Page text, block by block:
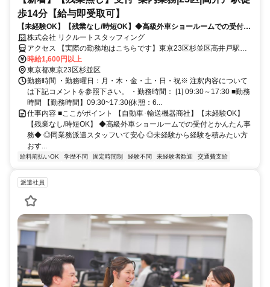
歩14分【給与即受取可】
【未経験OK】【残業なし/時短OK】◆高級外車ショールームでの受付と
かんたん事務◆
株式会社 リクルートスタッフィング
アクセス 【実際の勤務地はこちらです】東京23区杉並区高井戸駅徒
歩14分浜田山駅徒歩12分
時給1,600円以上
東京都東京23区杉並区
勤務時間 ・勤務曜日：月・木・金・土・日・祝※ 注釈内容について
は下記コメントを参照下さい。 ・勤務時間： [1] 09:30～17:30 ■勤務
時間 【勤務時間】09:30~17:30(休憩：6...
仕事内容 ■ここがポイント 【自動車･輸送機器商社】【未経験OK】
【残業なし/時短OK】 ◆高級外車ショールームでの受付とかんたん事
務◆ ◎同業務派遣スタッフいて安心 ◎未経験から経験を積みたい方
おす...
給料前払いOK 学歴不問 固定時間制 経験不問 未経験者歓迎 交通費支給
派遣社員